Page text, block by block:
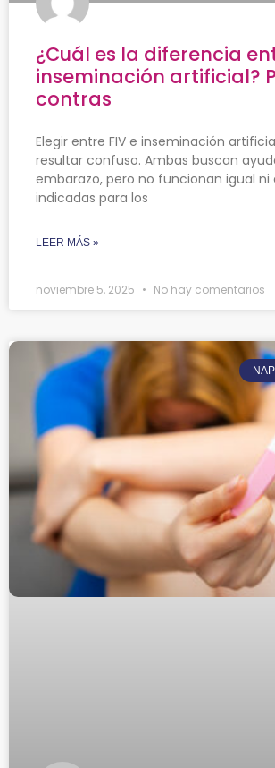
¿Cuál es la diferencia
inseminación artificial?
contras
Elegir entre FIV e inseminación
resultar confuso. Ambas buscan
embarazo, pero no funcionan igual ni
indicadas para los
LEER MÁS »
noviembre 5, 2025 No hay comentarios